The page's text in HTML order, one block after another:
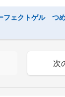
ェクトゲル つめ
次